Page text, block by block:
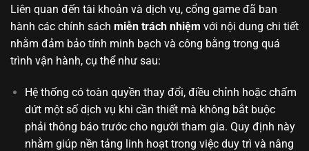
Liên quan đến tài khoản và dịch vụ, cổng game đã ban
hành các chính sách miễn trách nhiệm với nội dung chi tiết
nhằm đảm bảo tính minh bạch và công bằng trong quá
trình vận hành, cụ thể như sau:
Hệ thống có toàn quyền thay đổi, điều chỉnh hoặc chấm
dứt một số dịch vụ khi cần thiết mà không bắt buộc
phải thông báo trước cho người tham gia. Quy định này
nhằm giúp nền tảng linh hoạt trong việc duy trì và nâng